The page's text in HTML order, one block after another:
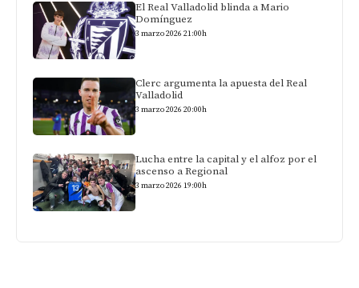
El Real Valladolid blinda a Mario
Domínguez
3 marzo 2026 21:00h
Clerc argumenta la apuesta del Real
Valladolid
3 marzo 2026 20:00h
Lucha entre la capital y el alfoz por el
ascenso a Regional
3 marzo 2026 19:00h